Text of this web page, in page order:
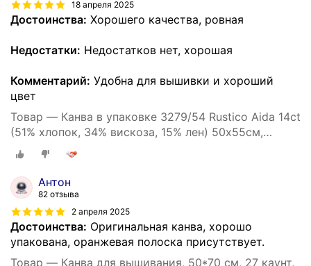
18 апреля 2025
Достоинства: Хорошего качества, ровная
Недостатки: Недостатков нет, хорошая
Комментарий: Удобна для вышивки и хороший
цвет
Товар — Канва в упаковке 3279/54 Rustico Aida 14ct
(51% хлопок, 34% вискоза, 15% лен) 50х55см,
бежевый светлый
Антон
82 отзыва
2 апреля 2025
Достоинства: Оригинальная канва, хорошо
упакована, оранжевая полоска присутствует.
Товар — Канва для вышивания, 50*70 см, 27 каунт,